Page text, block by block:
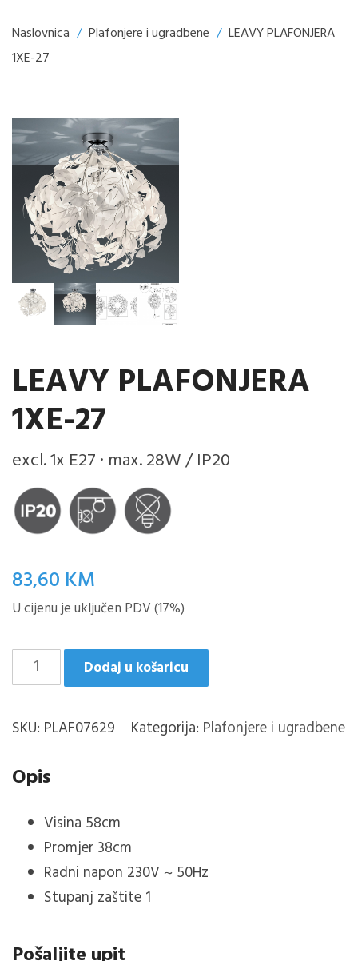
Naslovnica / Plafonjere i ugradbene / LEAVY PLAFONJERA
1XE-27
LEAVY PLAFONJERA
1XE-27
excl. 1x E27 · max. 28W / IP20
83,60 KM
U cijenu je uključen PDV (17%)
LEAVY
PLAFONJERA
27
Dodaj u košaricu
SKU: PLAF07629 Kategorija: Plafonjere i ugradbene
Opis
Visina 58cm
Promjer 38cm
Radni napon 230V ~ 50Hz
Stupanj zaštite 1